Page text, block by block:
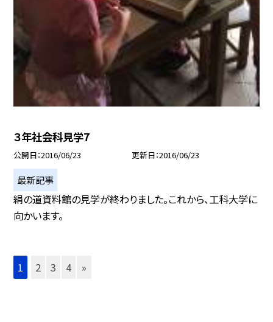
３年社会科見学7
公開日 2016/06/23 更新日 2016/06/23
最新記事
絹の道資料館の見学が終わりました。これから、工科大学に
向かいます。
1 2 3 4 »